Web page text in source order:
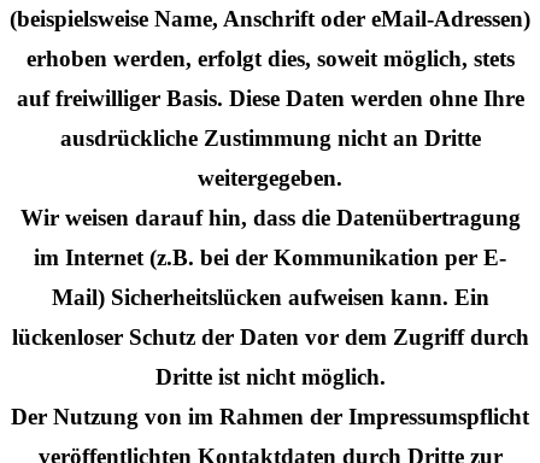
(beispielsweise Name, Anschrift oder eMail-Adressen)
erhoben werden, erfolgt dies, soweit möglich, stets
auf freiwilliger Basis. Diese Daten werden ohne Ihre
ausdrückliche Zustimmung nicht an Dritte
weitergegeben.
Wir weisen darauf hin, dass die Datenübertragung
im Internet (z.B. bei der Kommunikation per E-
Mail) Sicherheitslücken aufweisen kann. Ein
lückenloser Schutz der Daten vor dem Zugriff durch
Dritte ist nicht möglich.
Der Nutzung von im Rahmen der Impressumspflicht
veröffentlichten Kontaktdaten durch Dritte zur